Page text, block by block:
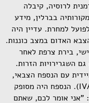
הגרמנית לרוסיה, קיבלה
באמצעות מקורותיה בברלין, מידע
למחרת. עדיין היה
האדום במצב כוננות.
בירת צרפת לאחר
השגרירויות הזרות.
עם הנספח הצבאי,
גנרל סוסלופרוב (IVAN A. SUSLOPAROV). הנספח היה מסופק
"אני אומר לכם, שאתם